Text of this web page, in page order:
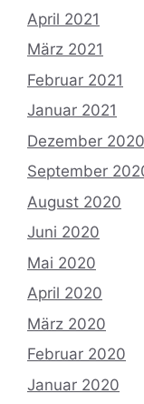
April 2021
März 2021
Februar 2021
Januar 2021
Dezember 2020
September
August 2020
Juni 2020
Mai 2020
April 2020
März 2020
Februar 2020
Januar 2020